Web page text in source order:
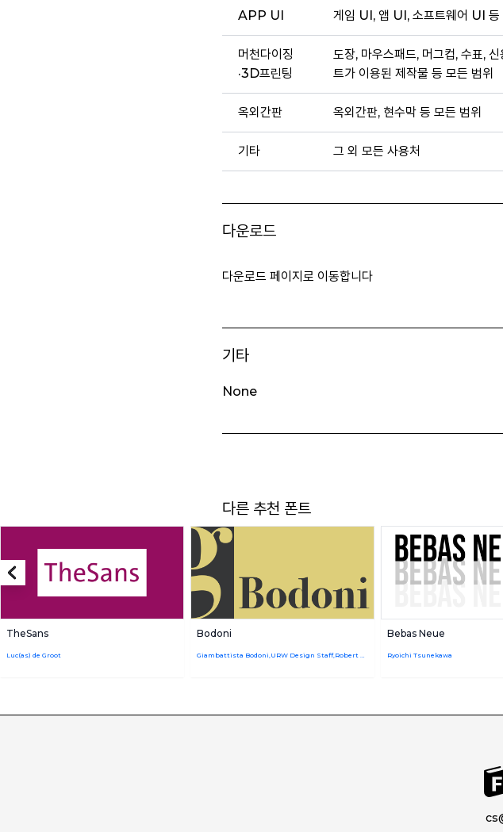
APP UI 게임 UI, 앱 UI, 소프트웨어 UI 등
머천다이징
·3D프린팅
도장, 마우스패드, 머그컵, 수표,
트가 이용된 제작물 등 모든 범위
옥외간판 옥외간판, 현수막 등 모든 범위
기타 그 외 모든 사용처
다운로드
다운로드 페이지로 이동합니다
기타
None
다른 추천 폰트
TheSans
Luc(as) de Groot
Bodoni Bebas Neue
Ryoichi Tsunekawa